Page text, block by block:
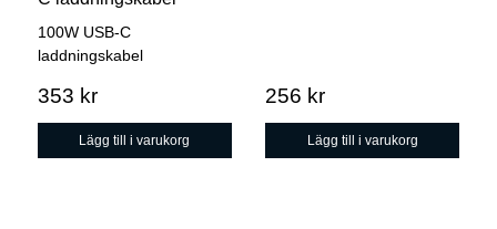
100W USB-C
laddningskabel
353 kr
Lägg till i varukorg
256 kr
Lägg till i varukorg